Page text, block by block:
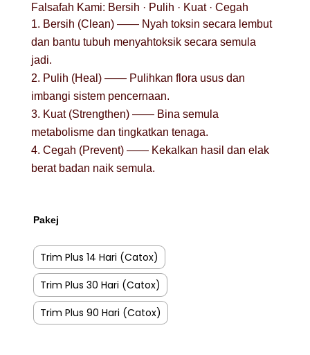
Falsafah Kami: Bersih · Pulih · Kuat · Cegah
Bersih (Clean) —— Nyah toksin secara lembut
dan bantu tubuh menyahtoksik secara semula
jadi.
Pulih (Heal) —— Pulihkan flora usus dan
imbangi sistem pencernaan.
Kuat (Strengthen) —— Bina semula
metabolisme dan tingkatkan tenaga.
Cegah (Prevent) —— Kekalkan hasil dan elak
berat badan naik semula.
Pakej
Trim Plus 14 Hari (Catox)
Trim Plus 30 Hari (Catox)
Trim Plus 90 Hari (Catox)